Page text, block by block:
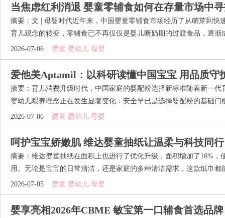
当焦虑红利消退 婴童零辅食如何在存量市场中
摘要：文 | 母婴时代近年来，中国婴童零辅食市场经历了从萌芽到快
育儿观念的转变，零辅食已不再仅仅是婴儿断奶期的过渡食品，逐渐
2026-07-06 婴童 婴幼儿 母婴
爱他美Aptamil：以科研读懂中国宝宝 用品质守
摘要：育儿消费升级时代，中国家庭的婴配粉选择新标准随着新一
婴幼儿喂养理念正在发生显著变化：安全早已是选择婴配粉的基础门
2026-07-06 婴童 婴幼儿 母婴
呵护宝宝娇嫩肌 维达婴童抽纸让温柔与科技同行
摘要：维达婴童抽纸在面积上也进行了优化升级，面积增加了16%，
用。无论是宝宝的日常清洁，还是家庭的多种清洁需求，这款纸巾都
2026-07-05 婴童 婴幼儿 母婴
婴享亮相2026年CBME 敏宝第一口辅食首选品牌